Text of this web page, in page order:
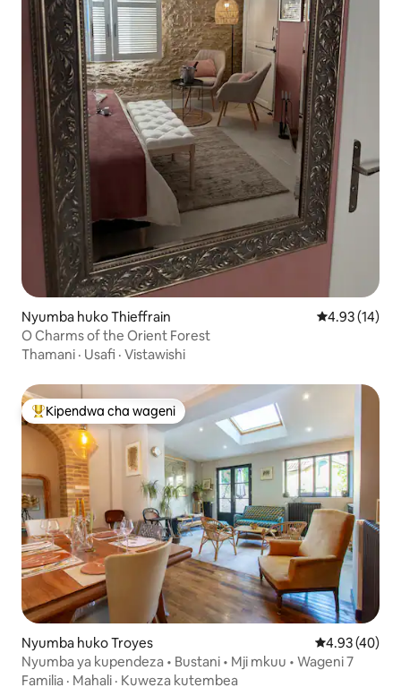
Nyumba huko Thieffrain Ukadiriaji wa
4.93 (14)
O Charms of the Orient Forest
Thamani · Usafi · Vistawishi
Kipendwa maarufu cha wageni
Kipendwa cha wageni
Nyumba huko Troyes Ukadiriaji wa
4.93 (40)
Nyumba ya kupendeza • Bustani • Mji mkuu • Wageni 7
Familia · Mahali · Kuweza kutembea